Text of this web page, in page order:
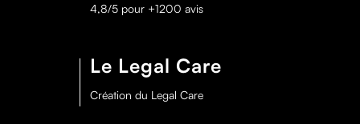
4,8/5 pour +1200 avis
Le Legal Care
Création du Legal Care